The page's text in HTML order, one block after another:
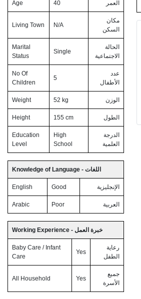
Age 40 العمر
Living Town N/A
مكان
السكن
Marital
Status
Single
الحالة
الاجتماعية
No Of
Children
5
عدد
الأطفال
Weight 52 kg الوزن
Height 155 cm الطول
Education
Level
High
School
الدرجة
العلمية
Knowledge of Language - اللغات
English Good الإنجليزية
Arabic Poor العربية
Working Experience - خبرة العمل
Baby Care / Infant
Care
Yes
رعاية
الطفل
All Household Yes
جميع
الأسرة